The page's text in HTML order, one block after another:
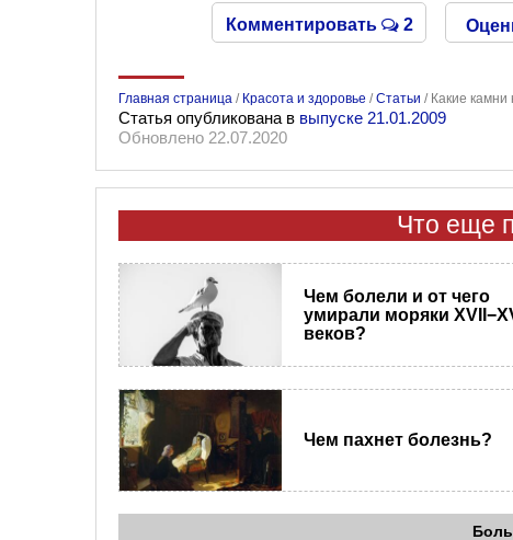
Комментировать 2
Главная страница / Красота и здоровье /Статьи / Какие
Статья опубликована в выпуске 21.01.2009
Обновлено 22.07.2020
Что еще
Чем болели и от чего
умирали моряки
веков?
Чем пахнет болезнь?